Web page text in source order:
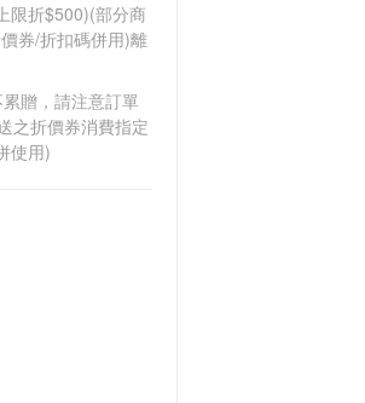
限折$500)(部分商
券/折扣碼併用)離
贈，請注意訂單
之折價券消費指定
使用)